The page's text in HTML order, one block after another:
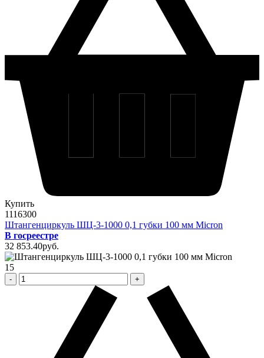
Купить
1116300
Штангенциркуль ШЦ-3-1000 0,1 губки 100 мм Micron
В госреестре
32 853.40pуб.
15